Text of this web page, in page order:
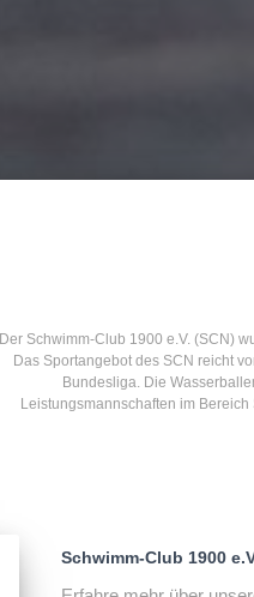
Der Schwimm-Club 1900 e.V. (SCN)
Das Sportangebot des SCN reicht
Bundesliga. Die
Leistungsmannschaften im
Schwimm-Club 1900